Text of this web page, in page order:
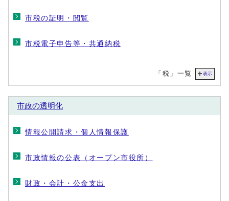
市税の証明・閲覧
市税電子申告等・共通納税
「税」一覧 表示
市政の透明化
情報公開請求・個人情報保護
市政情報の公表（オープン市役所）
財政・会計・公金支出